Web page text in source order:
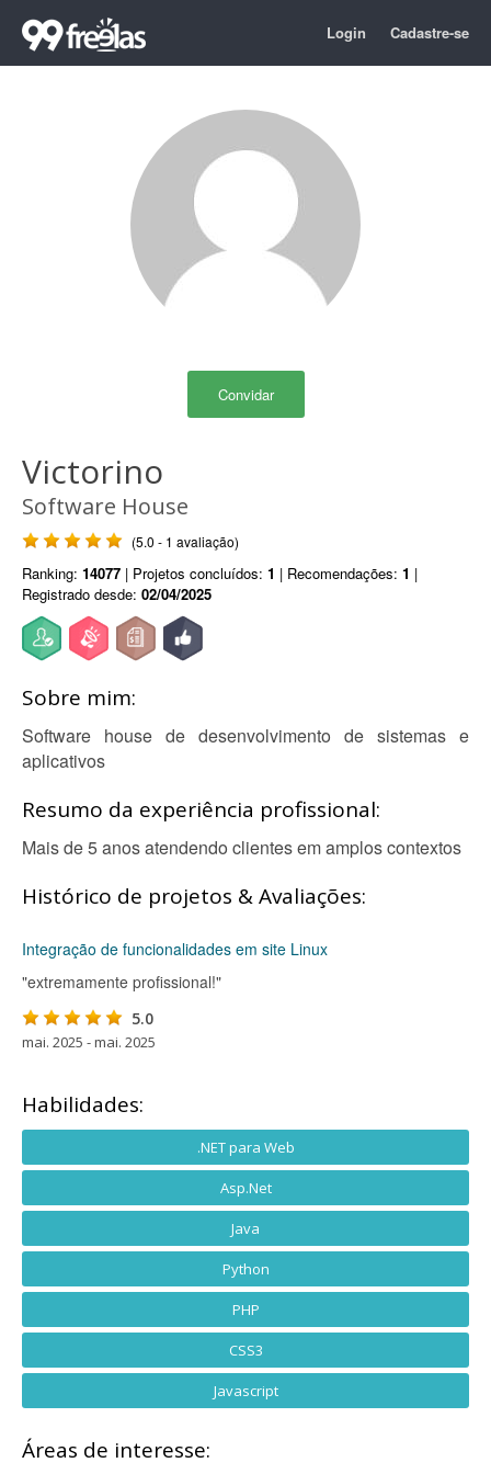
Login Cadastre-se
Convidar
Victorino
Software House
(5.0 - 1 avaliação)
Ranking: 14077 | Projetos concluídos: 1 | Recomendações: 1 |
Registrado desde: 02/04/2025
Sobre mim:
Software house de desenvolvimento de sistemas e
aplicativos
Resumo da experiência profissional:
Mais de 5 anos atendendo clientes em amplos contextos
Histórico de projetos & Avaliações:
Integração de funcionalidades em site Linux
"extremamente profissional!"
5.0
mai. 2025 - mai. 2025
Habilidades:
.NET para Web
Asp.Net
Java
Python
PHP
CSS3
Javascript
Áreas de interesse: